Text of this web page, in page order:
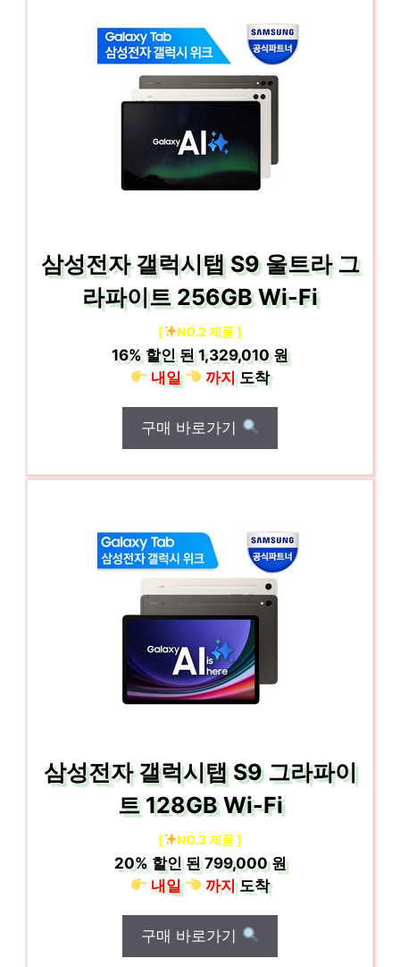
삼성전자 갤럭시탭 S9 울트라 그
라파이트 256GB Wi-Fi
[ NO.2 제품 ]
16% 할인 된1,329,010 원
내일
까지도착
구매 바로가기
삼성전자 갤럭시탭 S9 그라파이
트 128GB Wi-Fi
[ NO.3 제품 ]
20%할인 된799,000 원
내일
까지도착
구매 바로가기